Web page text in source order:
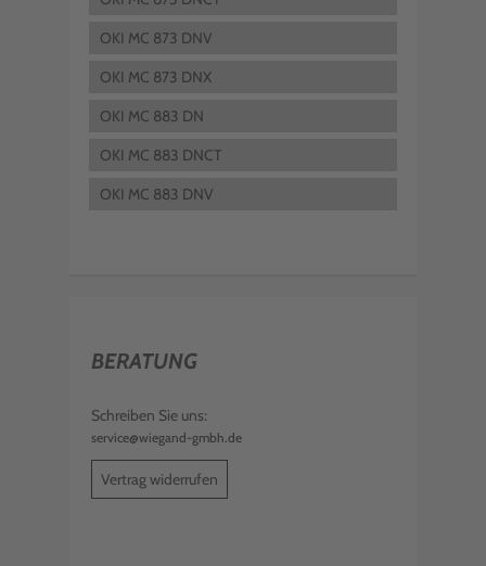
OKI MC 873 DNV
OKI MC 873 DNX
OKI MC 883 DN
OKI MC 883 DNCT
OKI MC 883 DNV
BERATUNG
Schreiben Sie uns:
service@wiegand-gmbh.de
Vertrag widerrufen